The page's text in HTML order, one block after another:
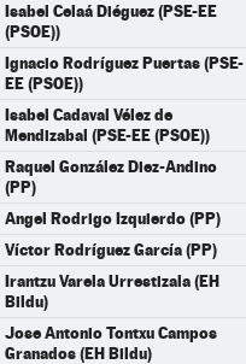
Isabel Celaá Diéguez (PSE-EE
(PSOE))
Ignacio Rodríguez Puertas (PSE-
EE (PSOE))
Isabel Cadaval Vélez de
Mendizabal (PSE-EE (PSOE))
Raquel González Diez-Andino
(PP)
Angel Rodrigo Izquierdo (PP)
Víctor Rodríguez García (PP)
Irantzu Varela Urrestizala (EH
Bildu)
Jose Antonio Tontxu Campos
Granados (EH Bildu)